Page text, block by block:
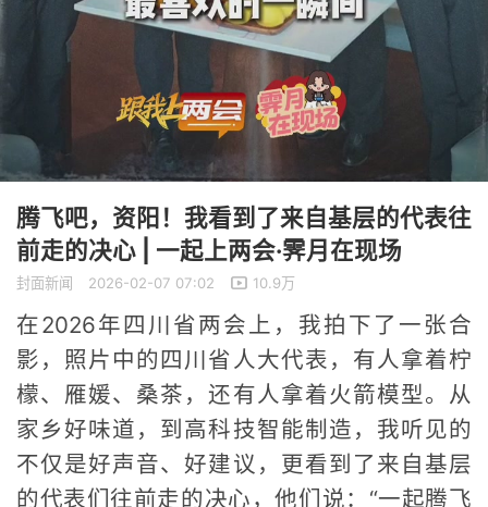
腾飞吧，资阳！我看到了来自基层的代表往
前走的决心 | 一起上两会·霁月在现场
封面新闻 2026-02-07 07:02 10.9万
在2026年四川省两会上，我拍下了一张合
影，照片中的四川省人大代表，有人拿着柠
檬、雁媛、桑茶，还有人拿着火箭模型。从
家乡好味道，到高科技智能制造，我听见的
不仅是好声音、好建议，更看到了来自基层
的代表们往前走的决心，他们说：“一起腾飞